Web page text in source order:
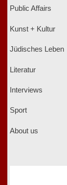
Public Affairs
Kunst + Kultur
Jüdisches Leben
Literatur
Interviews
Sport
About us